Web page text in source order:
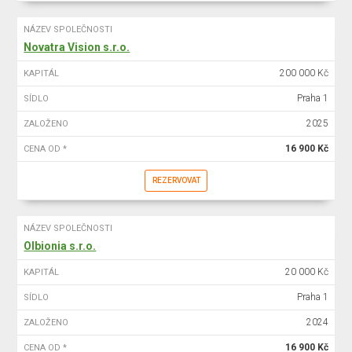
NÁZEV SPOLEČNOSTI
Novatra Vision s.r.o.
KAPITÁL 200 000 Kč
SÍDLO Praha 1
ZALOŽENO 2025
CENA OD * 16 900 Kč
REZERVOVAT
NÁZEV SPOLEČNOSTI
Olbionia s.r.o.
KAPITÁL 20 000 Kč
SÍDLO Praha 1
ZALOŽENO 2024
CENA OD * 16 900 Kč